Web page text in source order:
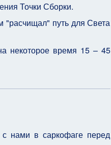
Точки Сборки.
"расчищал" путь для Света
некоторое время 15 – 45
с нами в саркофаге перед